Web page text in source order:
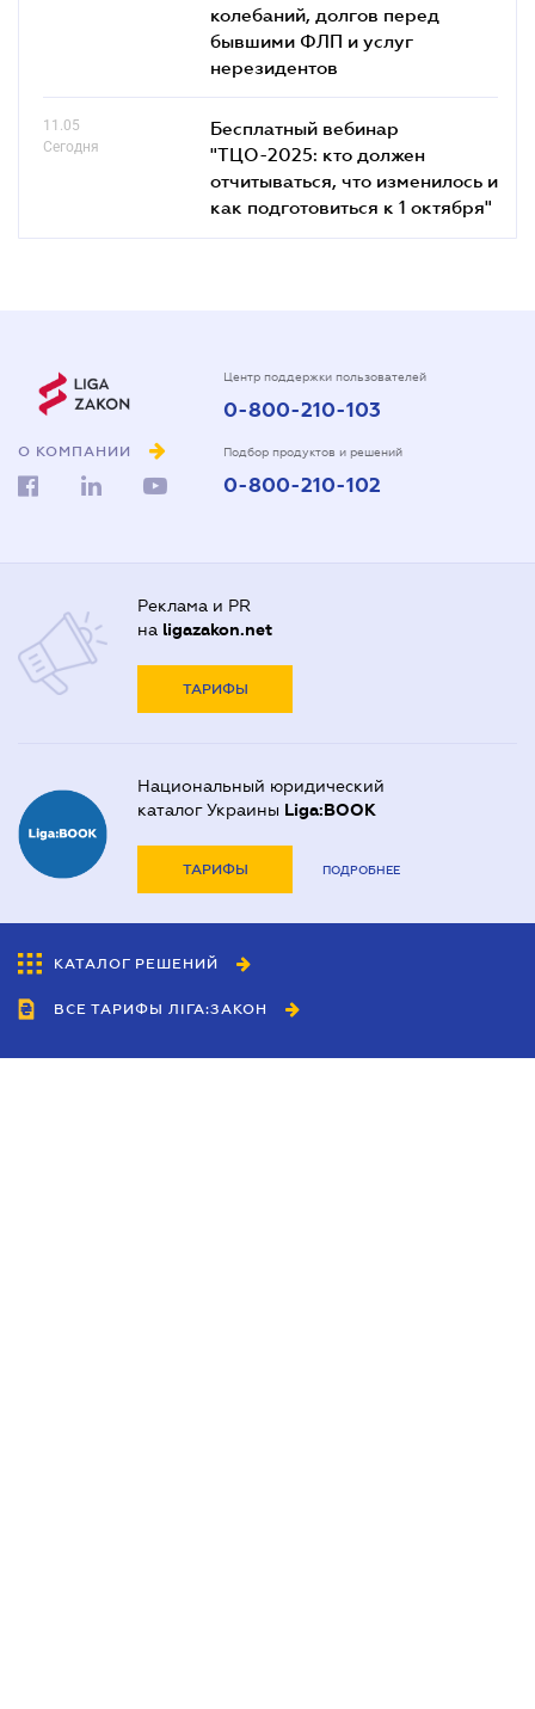
колебаний, долгов перед
бывшими ФЛП и услуг
нерезидентов
11.05
Сегодня
Бесплатный вебинар
"ТЦО-2025: кто должен
отчитываться, что изменилось и
как подготовиться к 1 октября"
О КОМПАНИИ
Центр поддержки пользователей
0-800-210-103
Подбор продуктов и решений
0-800-210-102
Реклама и PR
на ligazakon.net
ТАРИФЫ
Национальный юридический
каталог Украины Liga:BOOK
ТАРИФЫ ПОДРОБНЕЕ
КАТАЛОГ РЕШЕНИЙ
ВСЕ ТАРИФЫ ЛІГА:ЗАКОН